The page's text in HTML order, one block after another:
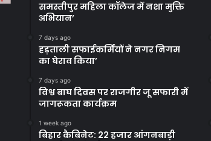
समस्तीपुर महिला कॉलेज में नशा मुक्ति
अभियान’
7 days ago
हड़ताली सफाईकर्मियों ने नगर निगम
का घेराव किया’
7 days ago
विश्व बाघ दिवस पर राजगीर जू सफारी में
जागरूकता कार्यक्रम
1 week ago
बिहार कैबिनेट: 22 हजार आंगनबाड़ी